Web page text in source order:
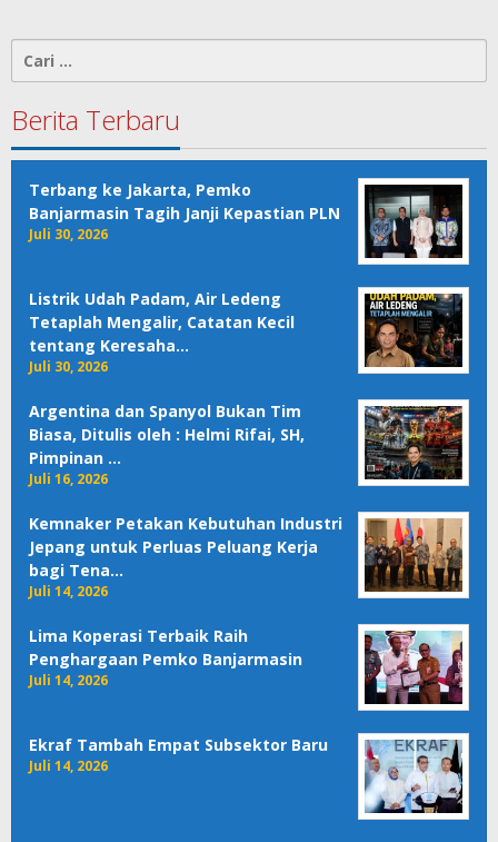
Cari
untuk:
Berita Terbaru
Terbang ke Jakarta, Pemko
Banjarmasin Tagih Janji Kepastian PLN
Juli 30, 2026
Listrik Udah Padam, Air Ledeng
Tetaplah Mengalir, Catatan Kecil
tentang Keresaha…
Juli 30, 2026
Argentina dan Spanyol Bukan Tim
Biasa, Ditulis oleh : Helmi Rifai, SH,
Pimpinan …
Juli 16, 2026
Kemnaker Petakan Kebutuhan Industri
Jepang untuk Perluas Peluang Kerja
bagi Tena…
Juli 14, 2026
Lima Koperasi Terbaik Raih
Penghargaan Pemko Banjarmasin
Juli 14, 2026
Ekraf Tambah Empat Subsektor Baru
Juli 14, 2026